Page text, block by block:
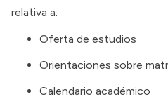
relativa a:
Oferta de estudios
Orientaciones sobre
Calendario académico